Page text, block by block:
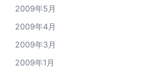
2009年5月
2009年4月
2009年3月
2009年1月